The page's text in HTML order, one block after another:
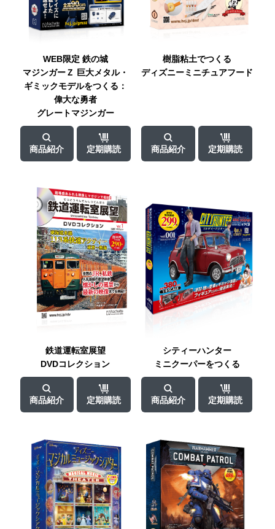
WEB限定 鉄の城
マジンガーＺ
巨大メタル・
ギミックモデルをつくる：
偉大な勇者
グレートマジンガー
商品紹介 定期購読
樹脂粘土でつくる
ディズニーミニチュアフード
商品紹介 定期購読
鉄道運転室展望
DVDコレクション
商品紹介 定期購読
シティーハンター
ミニクーパーをつくる
商品紹介 定期購読